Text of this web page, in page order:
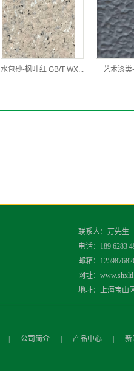
水包砂-枫叶红 GB/T WX... 艺术漆
联系人：万先生
电话：189 6283
邮箱：
网址：
地址：上海宝山
公司简介 产品中心 新